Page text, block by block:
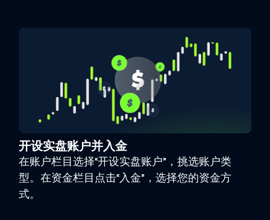
开设实盘账户并入金
在账户栏目选择“开设实盘账户”，挑选账户类
型。在资金栏目点击“入金”，选择您的资金方
式。